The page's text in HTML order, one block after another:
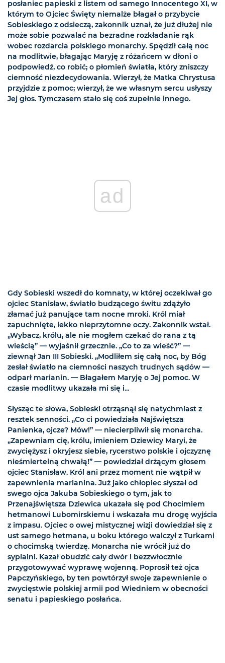
posłaniec papieski z listem od samego Innocentego XI, w
którym to Ojciec Święty niemalże błagał o przybycie
Sobieskiego z odsieczą, zakonnik uznał, że już dłużej nie
może sobie pozwalać na bezradne rozkładanie rąk
wobec rozdarcia polskiego monarchy. Spędził całą noc
na modlitwie, błagając Maryję z różańcem w dłoni o
podpowiedź, co robić; o płomień światła, który zniszczy
ciemność niezdecydowania. Wierzył, że Matka Chrystusa
przyjdzie z pomoc; wierzył, że we własnym sercu usłyszy
Jej głos. Tymczasem stało się coś zupełnie innego.
ad
Gdy Sobieski wszedł do komnaty, w której oczekiwał go
ojciec Stanisław, światło budzącego świtu zdążyło
złamać już panujące tam nocne mroki. Król miał
zapuchnięte, lekko nieprzytomne oczy. Zakonnik wstał.
„Wybacz, królu, ale nie mogłem czekać do rana z tą
wieścią” — wyjaśnił grzecznie. „Co to za wieść?” —
ziewnął Jan III Sobieski. „Modliłem się całą noc, by Bóg
zesłał światło na ciemności naszych trudnych sądów —
odparł marianin. — Błagałem Maryję o Jej pomoc. W
czasie modlitwy ukazała mi się i...
Słysząc te słowa, Sobieski otrząsnął się natychmiast z
resztek senności. „Co ci powiedziała Najświętsza
Panienka, ojcze? Mów!” — niecierpliwił się monarcha.
„Zapewniam cię, królu, imieniem Dziewicy Maryi, że
zwyciężysz i okryjesz siebie, rycerstwo polskie i ojczyznę
nieśmiertelną chwałą!” — powiedział drżącym głosem
ojciec Stanisław. Król ani przez moment nie wątpił w
zapewnienia marianina. Już jako chłopiec słyszał od
swego ojca Jakuba Sobieskiego o tym, jak to
Przenajświętsza Dziewica ukazała się pod Chocimiem
hetmanowi Lubomirskiemu i wskazała mu drogę wyjścia
z impasu. Ojciec o owej mistycznej wizji dowiedział się z
ust samego hetmana, u boku którego walczył z Turkami
o chocimską twierdzę. Monarcha nie wrócił już do
sypialni. Kazał obudzić cały dwór i bezzwłocznie
przygotowywać wyprawę wojenną. Poprosił też ojca
Papczyńskiego, by ten powtórzył swoje zapewnienie o
zwycięstwie polskiej armii pod Wiedniem w obecności
senatu i papieskiego posłańca.